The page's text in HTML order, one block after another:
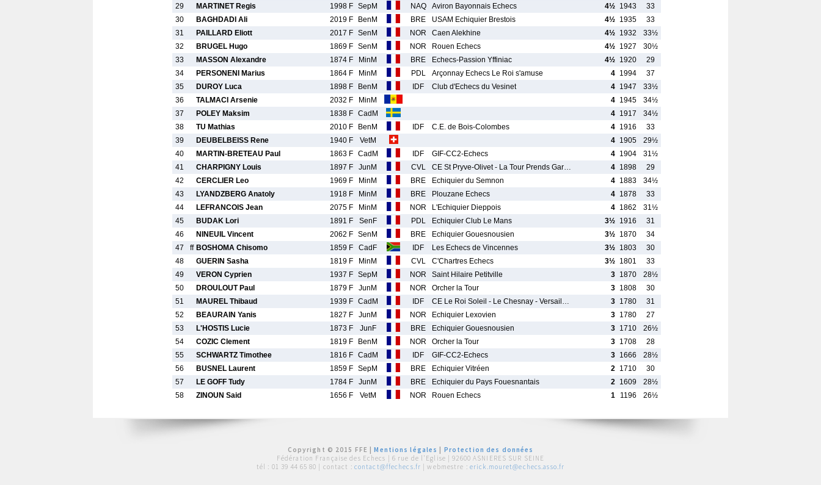
29
MARTINET Regis 1998 F SepM NAQ Aviron Bayonnais Echecs 4½ 1943
33
30
BAGHDADI Ali 2019 F BenM BRE USAM Echiquier Brestois 4½ 1935
33
31
PAILLARD Eliott 2017 F SenM NOR Caen Alekhine 4½ 1932
33½
32
BRUGEL Hugo 1869 F SenM NOR Rouen Echecs 4½ 1927
30½
33
MASSON Alexandre 1874 F MinM BRE Echecs-Passion Yffiniac 4½ 1920
29
34
PERSONENI Marius 1864 F MinM PDL Arçonnay Echecs Le Roi s'amuse 4 1994
37
35
DUROY Luca 1898 F BenM IDF Club d'Echecs du Vesinet 4 1947
33½
36
TALMACI Arsenie 2032 F MinM 4 1945
34½
37
POLEY Maksim 1838 F CadM 4 1917
34½
38
TU Mathias 2010 F BenM IDF C.E. de Bois-Colombes 4 1916
33
39
DEUBELBEISS Rene 1940 F VetM 4 1905
29½
40
MARTIN-BRETEAU Paul 1863 F CadM IDF GIF-CC2-Echecs 4 1904
31½
41
CHARPIGNY Louis 1897 F JunM CVL CE St Pryve-Olivet - La Tour Prends Gar… 4 1898
29
42
CERCLIER Leo 1969 F MinM BRE Echiquier du Semnon 4 1883
34½
43
LYANDZBERG Anatoly 1918 F MinM BRE Plouzane Echecs 4 1878
33
44
LEFRANCOIS Jean 2075 F MinM NOR L'Echiquier Dieppois 4 1862
31½
45
BUDAK Lori 1891 F SenF PDL Echiquier Club Le Mans 3½ 1916
31
46
NINEUIL Vincent 2062 F SenM BRE Echiquier Gouesnousien 3½ 1870
34
47
ff BOSHOMA Chisomo 1859 F CadF IDF Les Echecs de Vincennes 3½ 1803
30
48
GUERIN Sasha 1819 F MinM CVL C'Chartres Echecs 3½ 1801
33
49
VERON Cyprien 1937 F SepM NOR Saint Hilaire Petitville 3 1870
28½
50
DROULOUT Paul 1879 F JunM NOR Orcher la Tour 3 1808
30
51
MAUREL Thibaud 1939 F CadM IDF CE Le Roi Soleil - Le Chesnay - Versail… 3 1780
31
52
BEAURAIN Yanis 1827 F JunM NOR Echiquier Lexovien 3 1780
27
53
L'HOSTIS Lucie 1873 F JunF BRE Echiquier Gouesnousien 3 1710
26½
54
COZIC Clement 1819 F BenM NOR Orcher la Tour 3 1708
28
55
SCHWARTZ Timothee 1816 F CadM IDF GIF-CC2-Echecs 3 1666
28½
56
BUSNEL Laurent 1859 F SepM BRE Echiquier Vitréen 2 1710
30
57
LE GOFF Tudy 1784 F JunM BRE Echiquier du Pays Fouesnantais 2 1609
28½
58
ZINOUN Said 1656 F VetM NOR Rouen Echecs 1 1196 26½
Copyright © 2015 FFE |Mentions légales
Protection des données
Fédération Française des Echecs | 6 rue de l'Eglise | 92600 ASNIERES SUR SEINE
tél : 01 39 44 65 80 | contact : contact@ffechecs.fr | webmestre : erick.mouret@echecs.asso.fr